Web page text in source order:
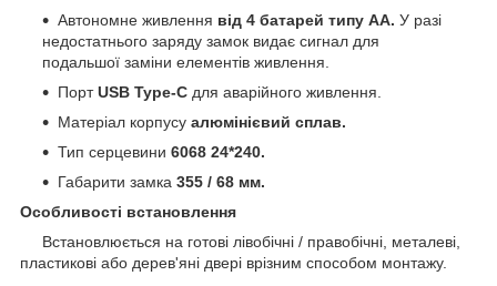
Автономне живлення від 4 батарей типу АА. У разі
недостатнього заряду замок видає сигнал для
подальшої заміни елементів живлення.
ПортUSB Type-C для аварійного живлення.
Матеріал корпусу алюмінієвий сплав.
Тип серцевини 6068 24*240.
Габарити замка 355 / 68 мм.
Особливості встановлення
Встановлюється на готові лівобічні / правобічні, металеві,
пластикові або дерев'яні двері врізним способом монтажу.